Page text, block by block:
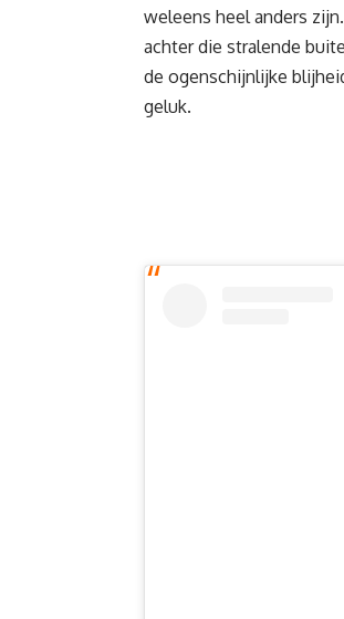
weleens heel anders
achter die stralende
de ogenschijnlijke
geluk.